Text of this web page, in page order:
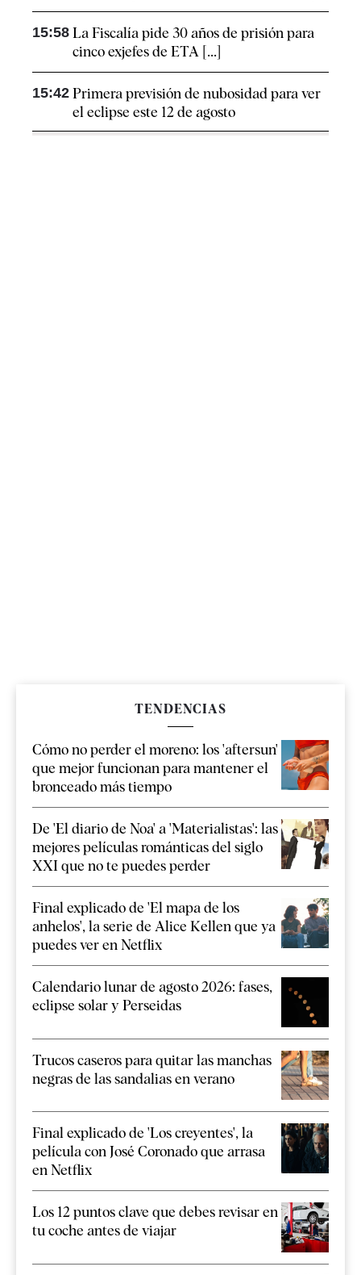
15:58 La Fiscalía pide 30 años de prisión para
cinco exjefes de ETA [...]
15:42 Primera previsión de nubosidad para ver
el eclipse este 12 de agosto
TENDENCIAS
Cómo no perder el moreno: los 'aftersun'
que mejor funcionan para mantener el
bronceado más tiempo
De 'El diario de Noa' a 'Materialistas': las
mejores películas románticas del siglo
XXI que no te puedes perder
Final explicado de 'El mapa de los
anhelos', la serie de Alice Kellen que ya
puedes ver en Netflix
Calendario lunar de agosto 2026: fases,
eclipse solar y Perseidas
Trucos caseros para quitar las manchas
negras de las sandalias en verano
Final explicado de 'Los creyentes', la
película con José Coronado que arrasa
en Netflix
Los 12 puntos clave que debes revisar en
tu coche antes de viajar